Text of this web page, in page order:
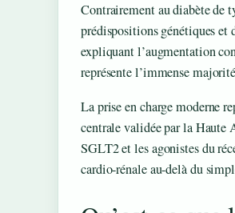
Contrairement au diabète de
prédispositions génétiques et
expliquant l’augmentation
représente l’immense
La prise en charge moderne
centrale validée par la Haute
SGLT2 et les agonistes du
cardio-rénale au-delà du